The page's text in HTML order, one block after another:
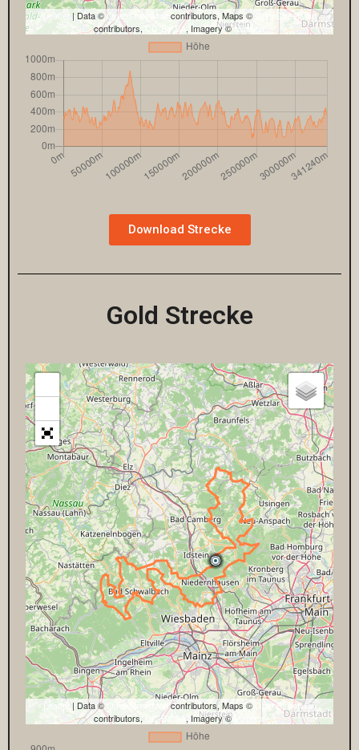
Leaflet | Data ©OpenStreetMap contributors, Maps ©
OpenStreetMap
contributors, CC-BY-SA, Imagery ©Mapbox
Download Strecke
Gold Strecke
Leaflet | Data © OpenStreetMap contributors, Maps © OpenStreetMap
contributors,
CC-BY-SA , Imagery © Mapbox